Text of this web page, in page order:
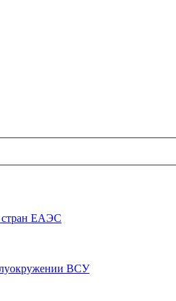
стран ЕАЭС
ВСУ